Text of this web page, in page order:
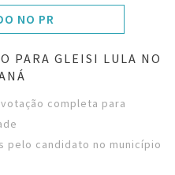
NO PR
PARA GLEISI LULA NO
completa para
candidato no município